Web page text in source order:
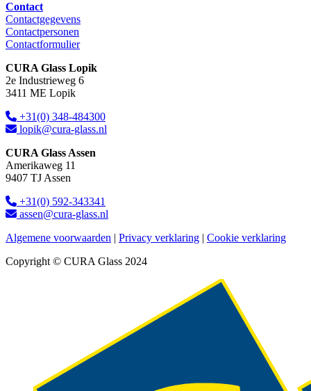
Contact
Contactgegevens
Contactpersonen
Contactformulier
CURA Glass Lopik
2e Industrieweg 6
3411 ME Lopik
+31(0) 348-484300
lopik@cura-glass.nl
CURA Glass Assen
Amerikaweg 11
9407 TJ Assen
+31(0) 592-343341
assen@cura-glass.nl
Algemene voorwaarden | Privacy verklaring | Cookie verklaring
Copyright © CURA Glass 2024